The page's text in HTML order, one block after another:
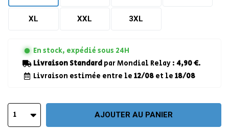
XL XXL 3XL
En stock, expédié sous 24H
Livraison Standard par Mondial Relay : 4,90 €.
Livraison estimée entre le 12/08 et le 18/08
1 AJOUTER AU PANIER